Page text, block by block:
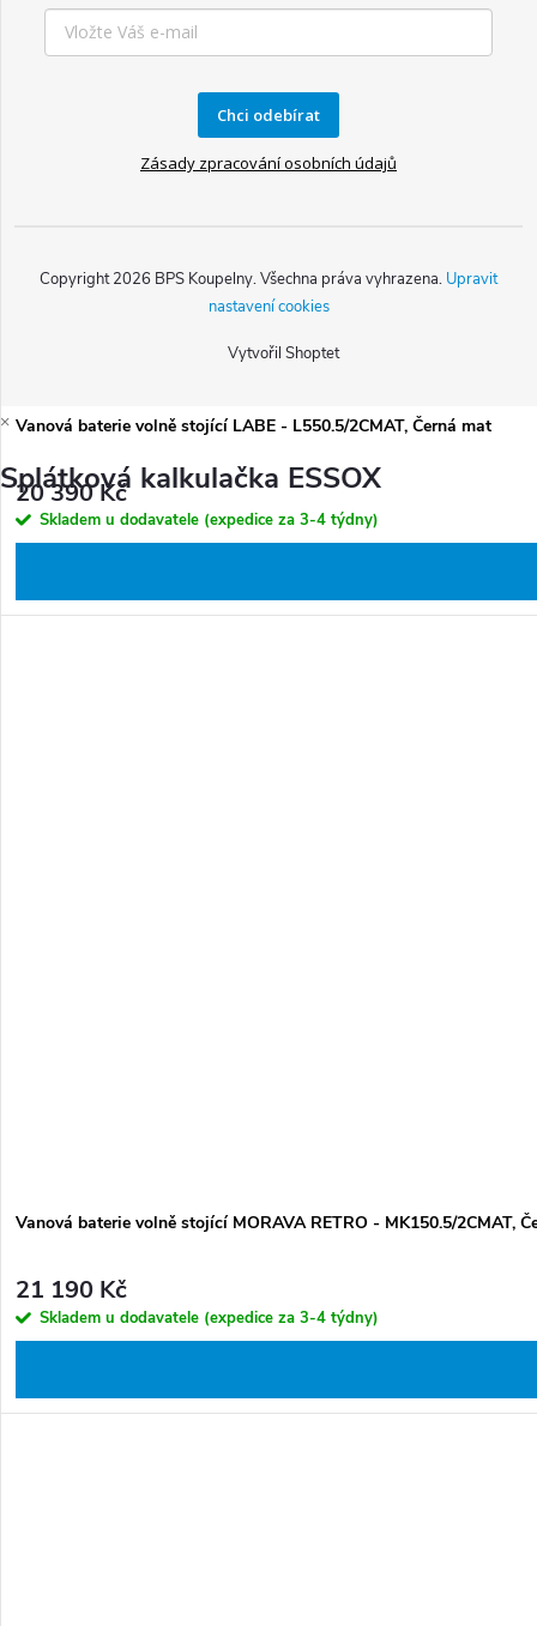
Vanová baterie volně stojící LABE - L550.5/2CMAT, Černá mat
20 390 Kč
Skladem u dodavatele (expedice za 3-4 týdny)
Vanová baterie volně stojící MORAVA RETRO - MK150.5/2CMAT,
21 190 Kč
Skladem u dodavatele (expedice za 3-4 týdny)
Chci odebírat
Zásady zpracování osobních údajů
Vytvořil Shoptet
Copyright 2026 BPS Koupelny. Všechna práva vyhrazena. Upravit
nastavení cookies
×
Splátková kalkulačka ESSOX